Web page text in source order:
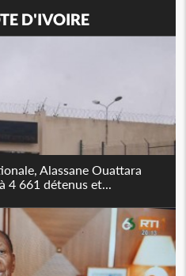
D'IVOIRE
Alassane Ouattara
4 661 détenus et...